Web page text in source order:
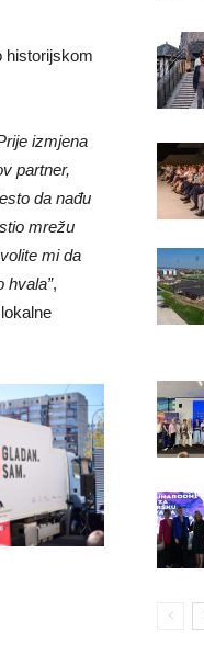
historijskom
izmjena
partner,
da nađu
mrežu
mi da
hvala”,